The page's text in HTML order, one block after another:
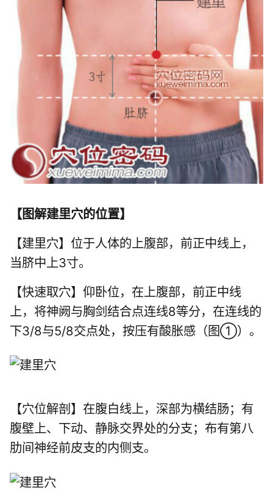
【图解建里穴的位置】
【建里穴】位于人体的上腹部，前正中线上，
当脐中上3寸。
【快速取穴】仰卧位，在上腹部，前正中线
上，将神阙与胸剑结合点连线8等分，在连线的
下3/8与5/8交点处，按压有酸胀感（图①）。
【穴位解剖】在腹白线上，深部为横结肠；有
腹壁上、下动、静脉交界处的分支；布有第八
肋间神经前皮支的内侧支。